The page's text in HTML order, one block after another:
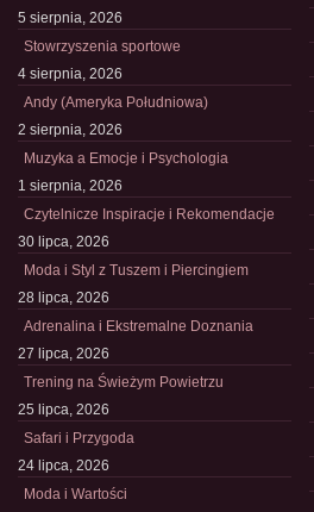
5 sierpnia, 2026
Stowrzyszenia sportowe
4 sierpnia, 2026
Andy (Ameryka Południowa)
2 sierpnia, 2026
Muzyka a Emocje i Psychologia
1 sierpnia, 2026
Czytelnicze Inspiracje i Rekomendacje
30 lipca, 2026
Moda i Styl z Tuszem i Piercingiem
28 lipca, 2026
Adrenalina i Ekstremalne Doznania
27 lipca, 2026
Trening na Świeżym Powietrzu
25 lipca, 2026
Safari i Przygoda
24 lipca, 2026
Moda i Wartości